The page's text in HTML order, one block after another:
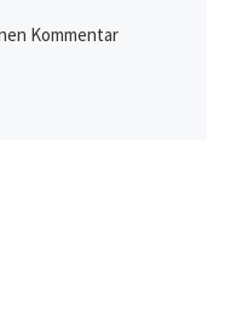
Kommentar